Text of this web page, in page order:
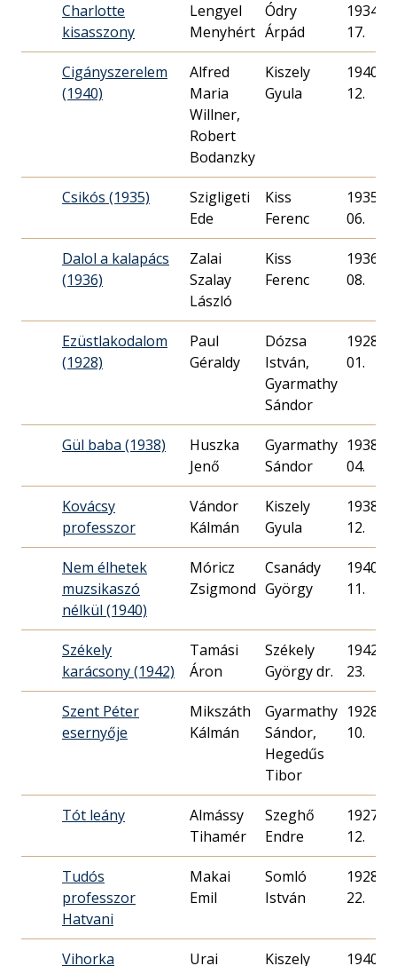
Charlotte
kisasszony
Lengyel
Menyhért
Ódry
Árpád
1934.
17.
Cigányszerelem
(1940)
Alfred
Maria
Willner,
Robert
Bodanzky
Kiszely
Gyula
1940.
12.
Csikós (1935)
Szigligeti
Ede
Kiss
Ferenc
1935.
06.
Dalol a kalapács
(1936)
Zalai
Szalay
László
Kiss
Ferenc
1936.
08.
Ezüstlakodalom
(1928)
Paul
Géraldy
Dózsa
István,
Gyarmathy
Sándor
1928.
01.
Gül baba (1938)
Huszka
Jenő
Gyarmathy
Sándor
1938.
04.
Kovácsy
professzor
Vándor
Kálmán
Kiszely
Gyula
1938.
12.
Nem élhetek
muzsikaszó
nélkül (1940)
Móricz
Zsigmond
Csanády
György
1940.
11.
Székely
karácsony (1942)
Tamási
Áron
Székely
György dr.
1942.
23.
Szent Péter
esernyője
Mikszáth
Kálmán
Gyarmathy
Sándor,
Hegedűs
Tibor
1928.
10.
Tót leány
Almássy
Tihamér
Szeghő
Endre
1927.
12.
Tudós
professzor
Hatvani
Makai
Emil
Somló
István
1928.
22.
Vihorka Urai Kiszely 1940.